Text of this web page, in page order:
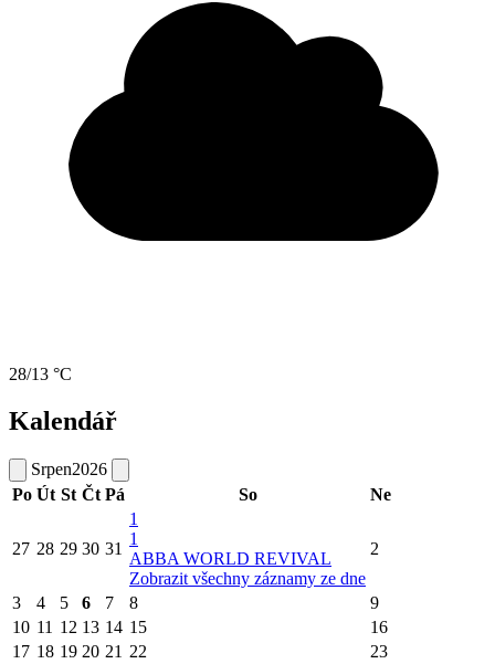
28/13 °C
Kalendář
Srpen2026
Po Út St Čt Pá So Ne
27 28 29 30 31
1
1
ABBA WORLD REVIVAL
Zobrazit všechny záznamy ze dne
2
3 4 5 6 7 8
9
10 11 12 13 14 15
16
17 18 19 20 21 22
23